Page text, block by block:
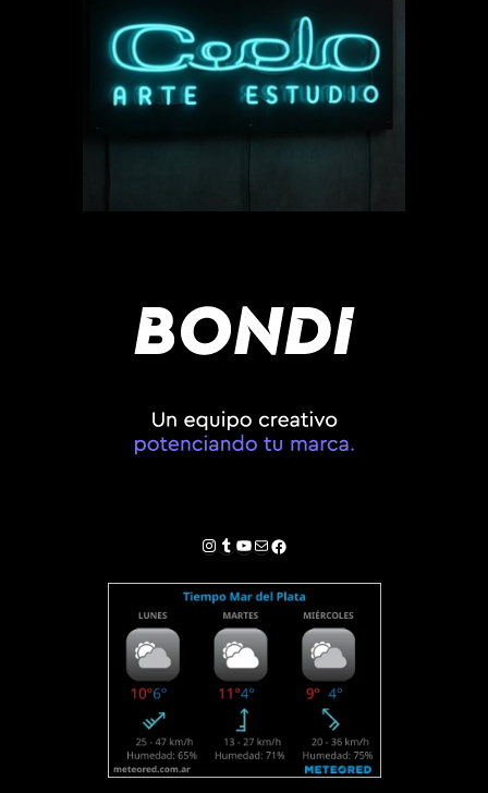
Instagram
Tumblr
YouTube
Correo electrónico
Facebook